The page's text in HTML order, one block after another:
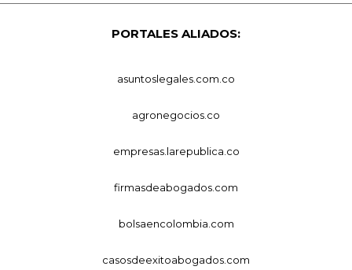
PORTALES ALIADOS:
asuntoslegales.com.co
agronegocios.co
empresas.larepublica.co
firmasdeabogados.com
bolsaencolombia.com
casosdeexitoabogados.com